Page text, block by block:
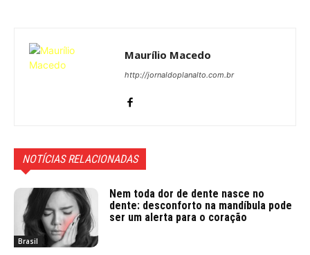
Maurílio Macedo
http://jornaldoplanalto.com.br
NOTÍCIAS RELACIONADAS
Brasil
Nem toda dor de dente nasce no
dente: desconforto na mandíbula pode
ser um alerta para o coração